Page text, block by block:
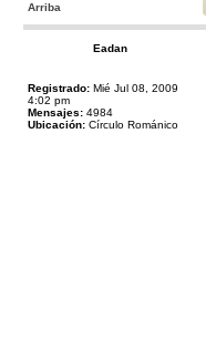
Arriba
Eadan
Registrado: Mié Jul 08, 2009
4:02 pm
Mensajes: 4984
Ubicación: Círculo Románico